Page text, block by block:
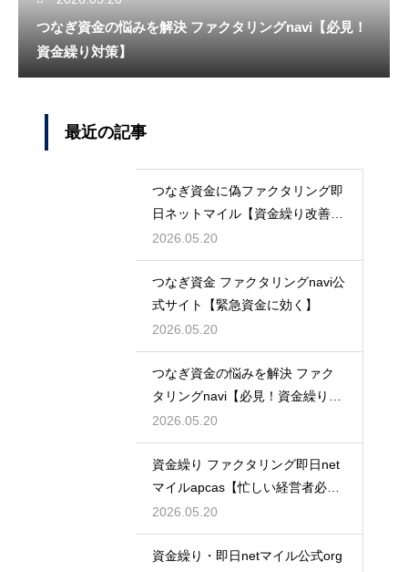
つなぎ資金の悩みを解決 ファクタリングnavi【必見！
資金繰り対策】
最近の記事
つなぎ資金に偽ファクタリング即
日ネットマイル【資金繰り改善に
最適】
2026.05.20
つなぎ資金 ファクタリングnavi公
式サイト【緊急資金に効く】
2026.05.20
つなぎ資金の悩みを解決 ファク
タリングnavi【必見！資金繰り対
策】
2026.05.20
資金繰り ファクタリング即日net
マイルapcas【忙しい経営者必
見】
2026.05.20
資金繰り・即日netマイル公式org